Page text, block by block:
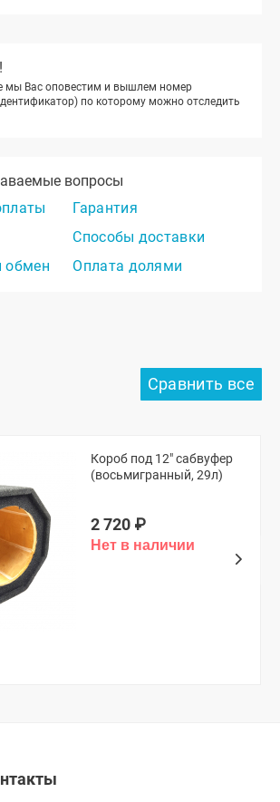
мы Вас оповестим и вышлем номер
по которому можно отследить
вопросы
Гарантия
Способы доставки
обмен
Оплата долями
Короб под 12" сабвуфер
(восьмигранный, 29л)
2 720 ₽